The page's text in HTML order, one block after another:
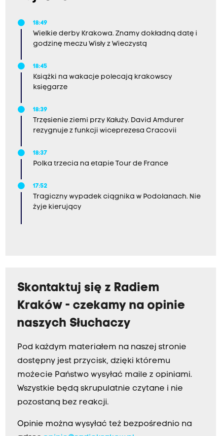
18:49
Wielkie derby Krakowa. Znamy dokładną datę i
godzinę meczu Wisły z Wieczystą
18:45
Książki na wakacje polecają krakowscy
księgarze
18:39
Trzęsienie ziemi przy Kałuży. David Amdurer
rezygnuje z funkcji wiceprezesa Cracovii
18:37
Polka trzecia na etapie Tour de France
17:52
Tragiczny wypadek ciągnika w Podolanach. Nie
żyje kierujący
Skontaktuj się z Radiem
Kraków - czekamy na opinie
naszych Słuchaczy
Pod każdym materiałem na naszej stronie
dostępny jest przycisk, dzięki któremu
możecie Państwo wysyłać maile z opiniami.
Wszystkie będą skrupulatnie czytane i nie
pozostaną bez reakcji.
Opinie można wysyłać też bezpośrednio na